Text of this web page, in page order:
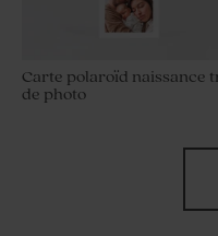
Carte polaroïd naissance
de photo